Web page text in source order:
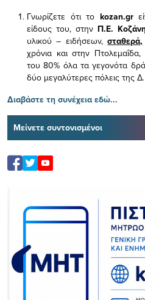
Γνωρίζετε ότι το kozan.gr
είδους του, στην Π.Ε.
υλικού – ειδήσεων,σταθερά,
χρόνια και στην
του 80% όλα τα γεγονότα
δύο μεγαλύτερες πόλεις της
Διαβάστε τη συνέχεια εδώ...
Μείνετε συντονισμένοι